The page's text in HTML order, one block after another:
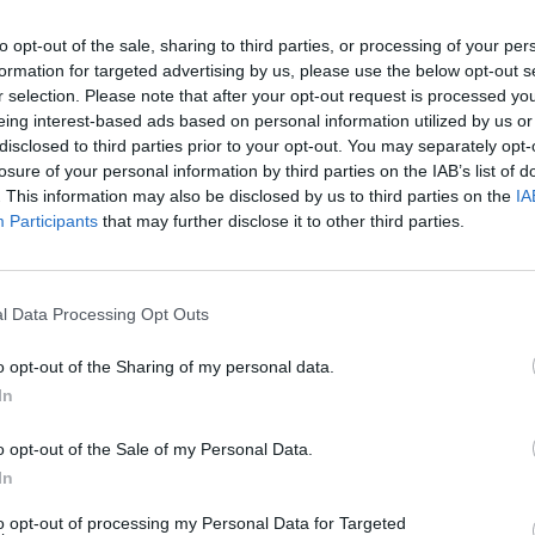
opt-out of the sale, sharing to third parties, or processing of your
for targeted advertising by us, please use the below opt-out
selection. Please note that after your opt-out request is processed
interest-based ads based on personal information utilized by us
to third parties prior to your opt-out. You may separately
of your personal information by third parties on the IAB’s list of
This information may also be disclosed by us to third parties on the
Participants that may further disclose it to other third parties.
Data Processing Opt Outs
opt-out of the Sharing of my personal data.
opt-out of the Sale of my Personal Data.
opt-out of processing my Personal Data for Targeted
ver a sus equipos, tanto
como del femenino
entre países, España es tercera sólo por
millones de espectadores) y de Inglaterra, que lidera
En total,44,5 millones de fans ingleses
más personas que a todo el fútbol español.
de localidades– impidió que LaLiga EA Sports
años.
destaca el tirón de las Copas. En Inglaterra
de entradas, el doble que el resto de sus
la brecha entre la Premier League y el resto
Hasta 15,3 millones de fans fueron a partidos de